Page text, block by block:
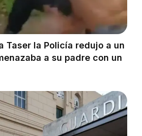
Taser la Policía redujo a un
a su padre con un